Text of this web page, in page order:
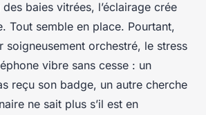
des baies vitrées, l’éclairage crée
Tout semble en place. Pourtant,
soigneusement orchestré, le stress
vibre sans cesse : un
reçu son badge, un autre cherche
ne sait plus s’il est en